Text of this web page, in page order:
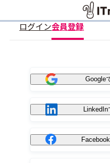
ログイン会員登録
Google
LinkedIn